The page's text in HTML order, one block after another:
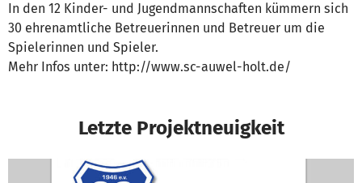
In den 12 Kinder- und Jugendmannschaften kümmern sich
30 ehrenamtliche Betreuerinnen und Betreuer um die
Spielerinnen und Spieler.
Mehr Infos unter: http://www.sc-auwel-holt.de/
Letzte Projektneuigkeit